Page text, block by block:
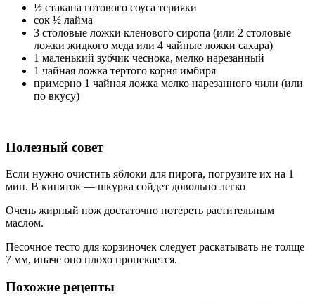
½ стакана готового соуса терияки
сок ½ лайма
3 столовые ложки кленового сиропа (или 2 столовые
ложки жидкого меда или 4 чайные ложки сахара)
1 маленький зубчик чеснока, мелко нарезанный
1 чайная ложка тертого корня имбиря
примерно 1 чайная ложка мелко нарезанного чили (или
по вкусу)
Полезный совет
Если нужно очистить яблоки для пирога, погрузите их на 1
мин. В кипяток — шкурка сойдет довольно легко
Очень жирный нож достаточно потереть растительным
маслом.
Песочное тесто для корзиночек следует раскатывать не толще
7 мм, иначе оно плохо пропекается.
Похожие рецепты